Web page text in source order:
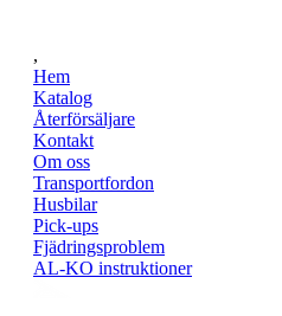
,
Hem
Katalog
Återförsäljare
Kontakt
Om oss
Transportfordon
Husbilar
Pick-ups
Fjädringsproblem
AL-KO instruktioner